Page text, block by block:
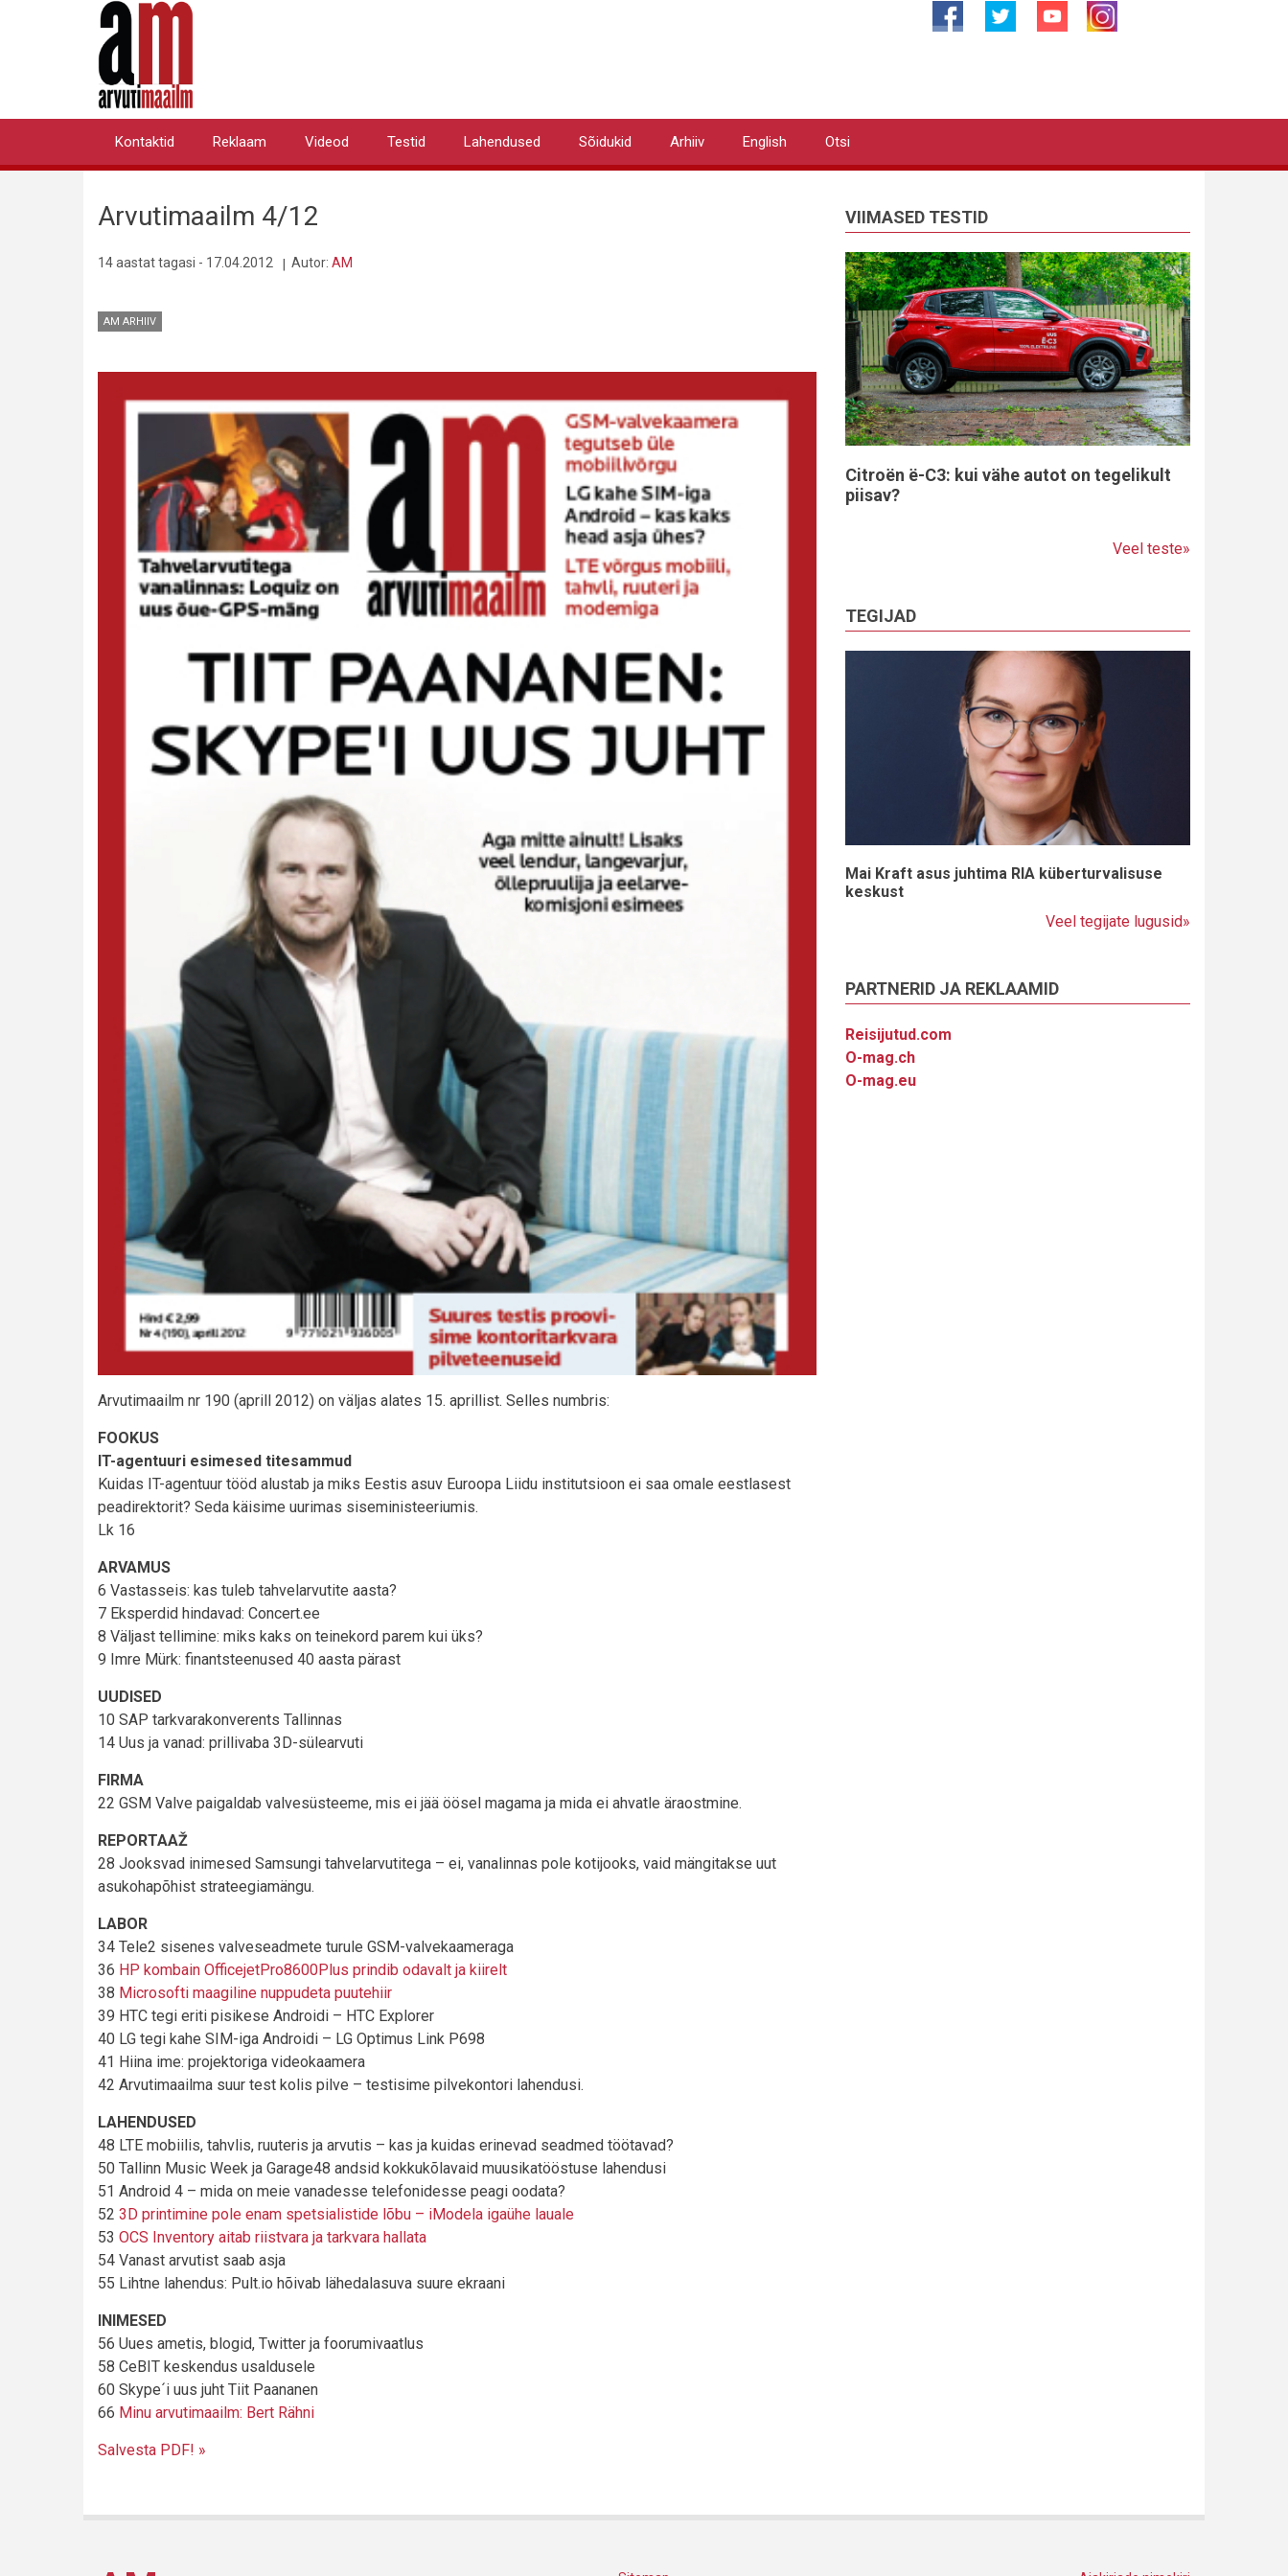
Primary
Kontaktid Reklaam Videod Testid Lahendused Sõidukid Arhiiv English Otsi
Arvutimaailm 4/12
14 aastat tagasi - 17.04.2012 Autor: AM
AM ARHIIV
Arvutimaailm nr 190 (aprill 2012) on väljas alates 15. aprillist. Selles numbris:
FOOKUS
IT-agentuuri esimesed titesammud
Kuidas IT-agentuur tööd alustab ja miks Eestis asuv Euroopa Liidu institutsioon ei saa omale eestlasest
peadirektorit? Seda käisime uurimas siseministeeriumis.
Lk 16
ARVAMUS
6 Vastasseis: kas tuleb tahvelarvutite aasta?
7 Eksperdid hindavad: Concert.ee
8 Väljast tellimine: miks kaks on teinekord parem kui üks?
9 Imre Mürk: finantsteenused 40 aasta pärast
UUDISED
10 SAP tarkvarakonverents Tallinnas
14 Uus ja vanad: prillivaba 3D-sülearvuti
FIRMA
22 GSM Valve paigaldab valvesüsteeme, mis ei jää öösel magama ja mida ei ahvatle äraostmine.
REPORTAAŽ
28 Jooksvad inimesed Samsungi tahvelarvutitega – ei, vanalinnas pole kotijooks, vaid mängitakse uut
asukohapõhist strateegiamängu.
LABOR
34 Tele2 sisenes valveseadmete turule GSM-valvekaameraga
36 HP kombain OfficejetPro8600Plus prindib odavalt ja kiirelt
38 Microsofti maagiline nuppudeta puutehiir
39 HTC tegi eriti pisikese Androidi – HTC Explorer
40 LG tegi kahe SIM-iga Androidi – LG Optimus Link P698
41 Hiina ime: projektoriga videokaamera
42 Arvutimaailma suur test kolis pilve – testisime pilvekontori lahendusi.
LAHENDUSED
48 LTE mobiilis, tahvlis, ruuteris ja arvutis – kas ja kuidas erinevad seadmed töötavad?
50 Tallinn Music Week ja Garage48 andsid kokkukõlavaid muusikatööstuse lahendusi
51 Android 4 – mida on meie vanadesse telefonidesse peagi oodata?
52 3D printimine pole enam spetsialistide lõbu – iModela igaühe lauale
53 OCS Inventory aitab riistvara ja tarkvara hallata
54 Vanast arvutist saab asja
55 Lihtne lahendus: Pult.io hõivab lähedalasuva suure ekraani
INIMESED
56 Uues ametis, blogid, Twitter ja foorumivaatlus
58 CeBIT keskendus usaldusele
60 Skype´i uus juht Tiit Paananen
66 Minu arvutimaailm: Bert Rähni
Salvesta PDF! »
VIIMASED TESTID
Citroën ë-C3: kui vähe autot on tegelikult
piisav?
Veel teste»
TEGIJAD
Mai Kraft asus juhtima RIA küberturvalisuse
keskust
Veel tegijate lugusid»
PARTNERID JA REKLAAMID
Reisijutud.com
O-mag.ch
O-mag.eu